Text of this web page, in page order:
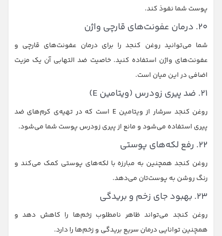
پوست شما نفوذ کند.
۲۰. درمان عفونت‌های قارچی واژن
شما می‌توانید روغن کنجد را برای درمان عفونت‌های قارچی و
عفونت‌های واژن استفاده کنید. خاصیت ضد التهابی آن یک مزیت
اضافی در این میان است.
۲۱. ضد پیری زودرس (ویتامین E)
روغن کنجد سرشار از ویتامین E است که در تهیه‌ی کرم‌های ضد
پیری استفاده می‌شود و مانع از پیری زودرس پوست شما می‌شود.
۲۲. رفع لکه‌های پوستی
روغن کنجد همچنین به مبارزه با لکه‌های پوستی کمک می‌کند و
رنگ روشن به پوست‌تان می‌دهد.
۲۳. بهبود جای زخم و بریدگی
روغن کنجد می‌تواند ظاهر نامطلوب زخم‌ها را کاهش دهد و
همچنین توانایی درمان سریع بریدگی و زخم‌ها را دارد.